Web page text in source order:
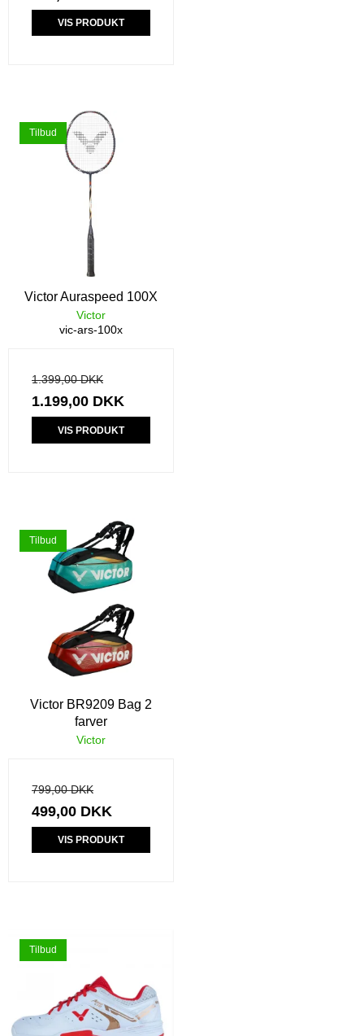
VIS PRODUKT
Tilbud
Victor Auraspeed 100X
Victor
vic-ars-100x
1.399,00 DKK
1.199,00 DKK
VIS PRODUKT
Tilbud
Victor BR9209 Bag 2
farver
Victor
799,00 DKK
499,00 DKK
VIS PRODUKT
Tilbud